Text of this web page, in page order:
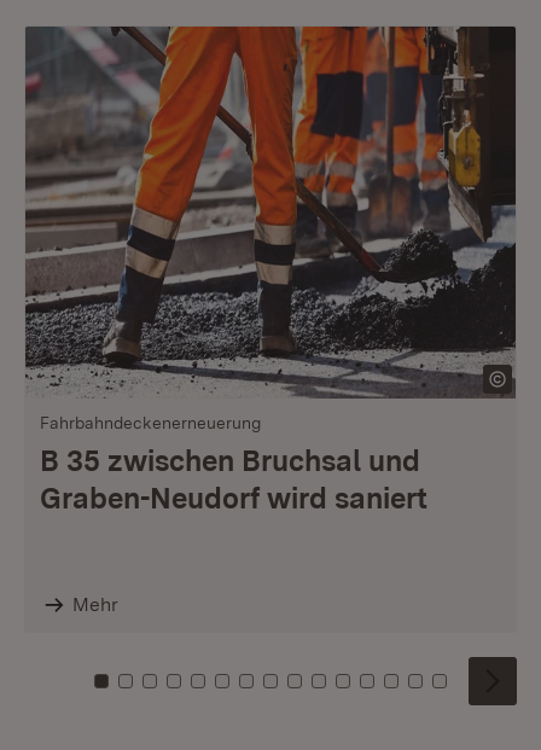
Fahrbahndeckenerneuerung
B 35 zwischen Bruchsal und
Graben-Neudorf wird saniert
Mehr
Zu Kachel: 0
Zu Kachel: 1
Zu Kachel: 2
Zu Kachel: 3
Zu Kachel: 4
Zu Kachel: 5
Zu Kachel: 6
Zu Kachel: 7
Zu Kachel: 8
Zu Kachel: 9
Zu Kachel: 10
Zu Kachel: 11
Zu Kachel: 12
Zu Kachel:
Zu